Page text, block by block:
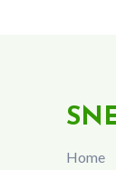
Home